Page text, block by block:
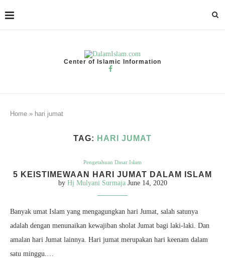
Center of Islamic Information
Home » hari jumat
TAG: HARI JUMAT
Pengetahuan Dasar Islam
5 KEISTIMEWAAN HARI JUMAT DALAM ISLAM
by Hj Mulyani Surmaja June 14, 2020
Banyak umat Islam yang mengagungkan hari Jumat, salah satunya
adalah dengan menunaikan kewajiban sholat Jumat bagi laki-laki. Dan
amalan hari Jumat lainnya. Hari jumat merupakan hari keenam dalam
satu minggu.…